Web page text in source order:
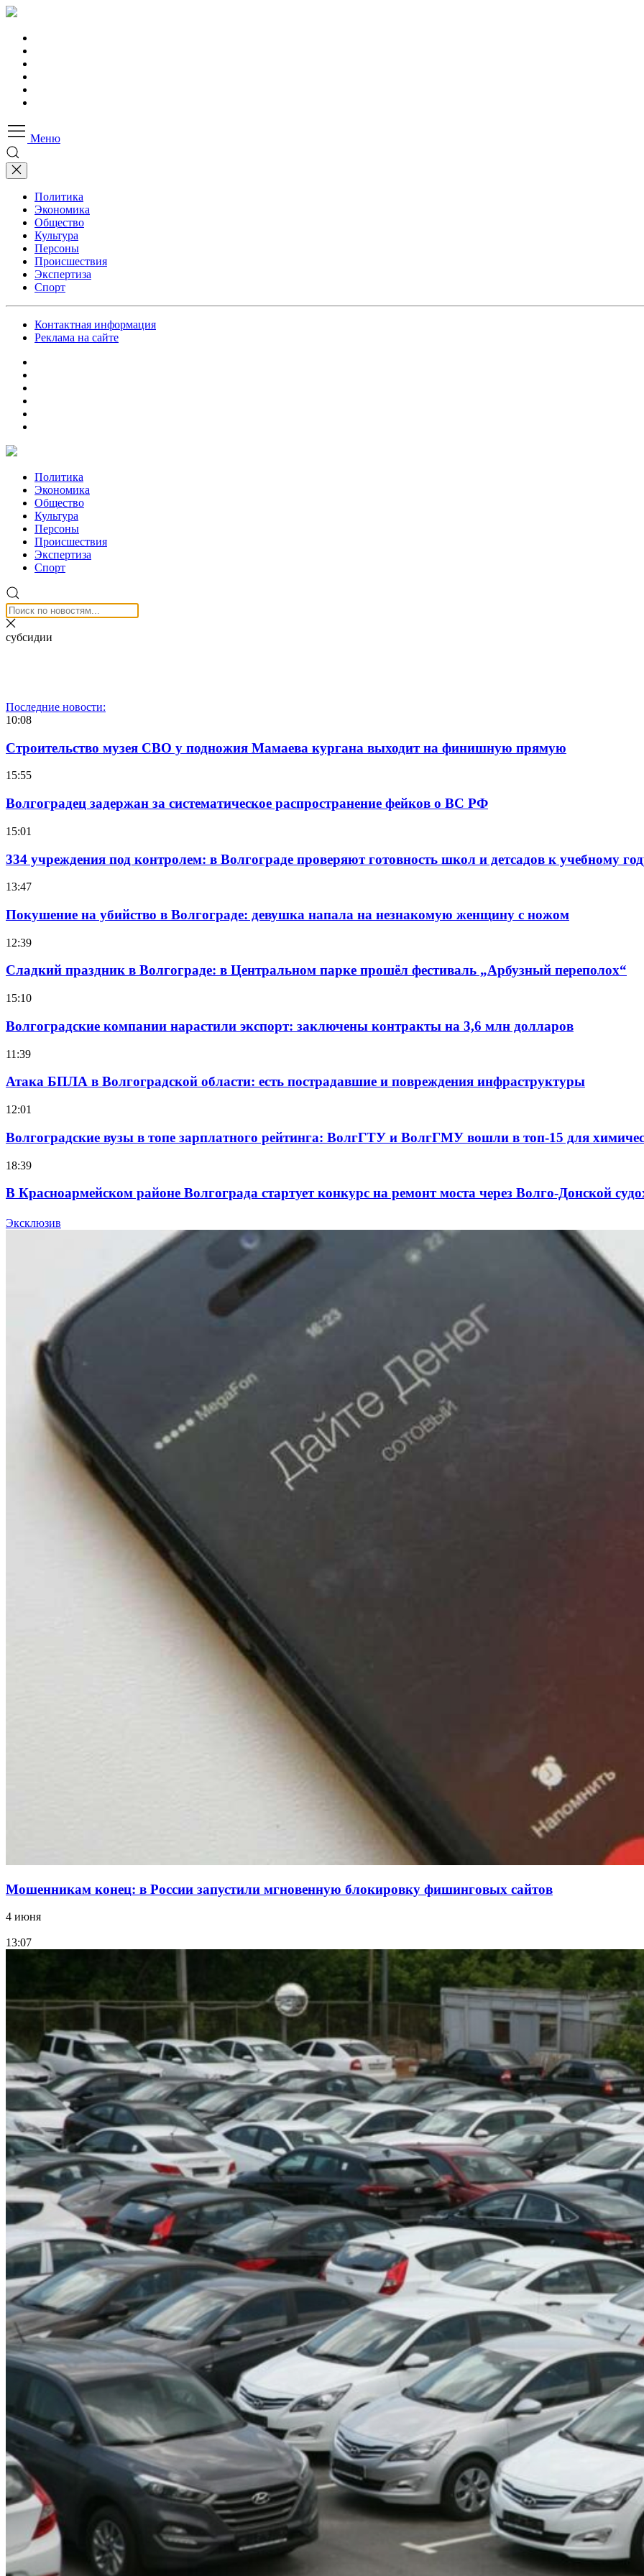
Меню
Политика
Экономика
Общество
Культура
Персоны
Происшествия
Экспертиза
Спорт
Контактная информация
Реклама на сайте
Политика
Экономика
Общество
Культура
Персоны
Происшествия
Экспертиза
Спорт
субсидии
Последние новости:
10:08
Строительство музея СВО у подножия Мамаева кургана выходит на финишную прямую
15:55
Волгоградец задержан за систематическое распространение фейков о ВС РФ
15:01
334 учреждения под контролем: в Волгограде проверяют готовность школ и детсадов к учебному
13:47
Покушение на убийство в Волгограде: девушка напала на незнакомую женщину с ножом
12:39
Сладкий праздник в Волгограде: в Центральном парке прошёл фестиваль „Арбузный переполох“
15:10
Волгоградские компании нарастили экспорт: заключены контракты на 3,6 млн долларов
11:39
Атака БПЛА в Волгоградской области: есть пострадавшие и повреждения инфраструктуры
12:01
Волгоградские вузы в топе зарплатного рейтинга: ВолгГТУ и ВолгГМУ вошли в топ‑15 для
18:39
В Красноармейском районе Волгограда стартует конкурс на ремонт моста через Волго‑Донской
12:28
Фестиваль #ТриЧетыре в Волгограде пройдёт 11–13 сентября в рамках Года единства народов
Эксклюзив
Мошенникам конец: в России запустили мгновенную блокировку фишинговых сайтов
4 июня
13:07